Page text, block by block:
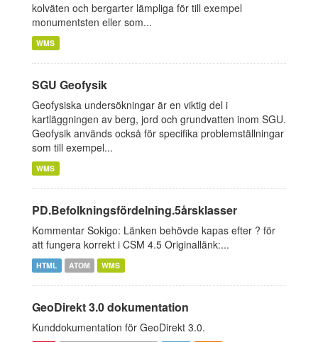
kolväten och bergarter lämpliga för till exempel
monumentsten eller som...
WMS
SGU Geofysik
Geofysiska undersökningar är en viktig del i
kartläggningen av berg, jord och grundvatten inom SGU.
Geofysik används också för specifika problemställningar
som till exempel...
WMS
PD.Befolkningsfördelning.5årsklasser
Kommentar Sokigo: Länken behövde kapas efter ? för
att fungera korrekt i CSM 4.5 Originallänk:...
HTML ATOM WMS
GeoDirekt 3.0 dokumentation
Kunddokumentation för GeoDirekt 3.0.